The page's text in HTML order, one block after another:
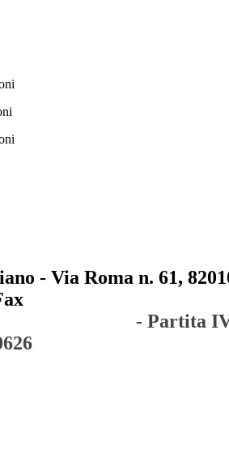
- Via Roma n. 61,
- Partita